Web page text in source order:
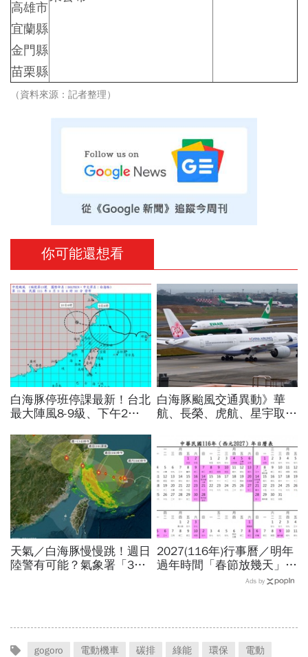
高雄市
宜蘭縣
金門縣
苗栗縣
（資料來源：記者整理）
你可能還想看
白海豚停班停課最新！台北
最大陣風8-9級、下午2點
為何不放颱風假？蔣萬安發
聲
白海豚颱風交通異動》華
航、長榮、虎航、星宇取消
飛沖繩！台鐵高鐵公路管制
不斷更新
天氣／白海豚慢慢跳！週日
陸警有可能？氣象署「3字
2027(116年)行事曆／明年
過年時間「春節放幾天」、
寒假時間暑假日期？連假3
Ads by
gogoro 電動機車 碳排 綠能 環保
電動